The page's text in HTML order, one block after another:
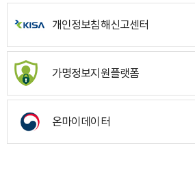
개인정보침해신고센터
가명정보지원플랫폼
온마이데이터